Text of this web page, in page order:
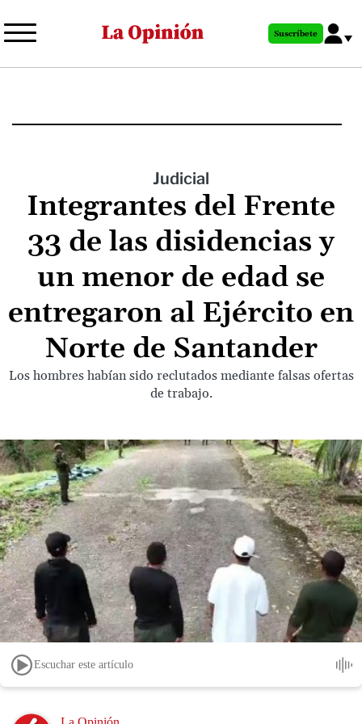
al
principal
Suscríbete
Judicial
Integrantes del Frente
33 de las disidencias y
un menor de edad se
entregaron al Ejército en
Norte de Santander
Los hombres habían sido reclutados mediante falsas ofertas
de trabajo.
Escuchar este artículo